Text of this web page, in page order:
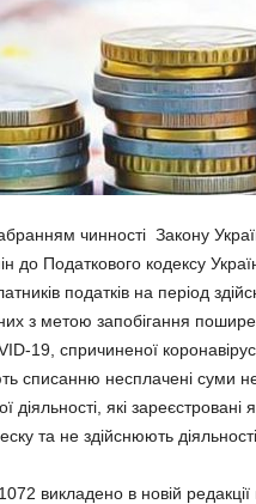
чинності Закону
до Податкового кодексу
податків на період
з метою запобігання
19, спричиненої
списанню несплачені суми
діяльності, які
та не здійснюють діяльності.
викладено в новій редакції